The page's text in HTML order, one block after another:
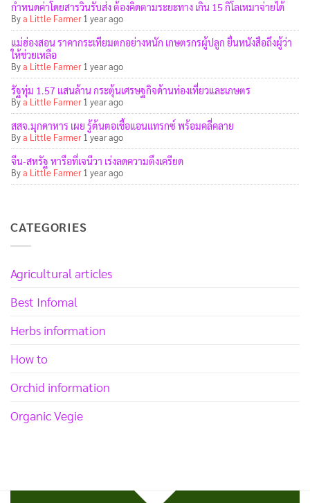
กำหนดค่าโดยสารวินรับส่ง ต้องคิดตามระยะทาง เกิน 15 กิโลเหมาจ่ายได้
Bya Little Farmer 1 year ago
แม่ฮ่องสอน ราคากระเทียมตกอย่างหนัก เกษตรกรผู้ปลูก ยื่นหนังสือถึงผู้ว่า
ให้ช่วยเหลือ
Bya Little Farmer 1 year ago
รัฐทุ่ม 1.57 แสนล้าน กระตุ้นเศรษฐกิจด้านท่องเที่ยวและเกษตร
Bya Little Farmer 1 year ago
สสจ.มุกดาหาร เผย รู้ต้นตอเชื้อแอนแทรกซ์ พร้อมคลี่คลาย
Bya Little Farmer 1 year ago
จีน-สหรัฐ หารือที่เจนีวา เร่งลดความตึงเครียด
Bya Little Farmer 1 year ago
CATEGORIES
Agricultural articles
Best Infomal
Herbs information
How to
Orchid information
Organic Vegie